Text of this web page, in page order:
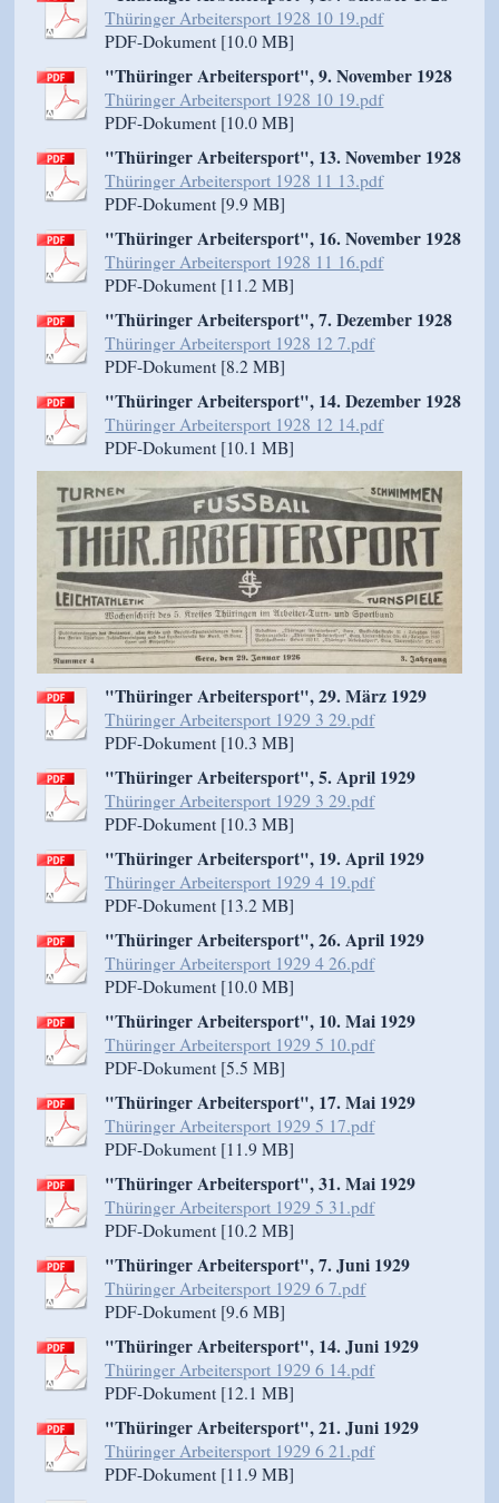
Thüringer Arbeitersport 1928 10 19.pdf
PDF-Dokument [10.0 MB]
"Thüringer Arbeitersport", 9. November 1928
Thüringer Arbeitersport 1928 10 19.pdf
PDF-Dokument [10.0 MB]
"Thüringer Arbeitersport", 13. November 1928
Thüringer Arbeitersport 1928 11 13.pdf
PDF-Dokument [9.9 MB]
"Thüringer Arbeitersport", 16. November 1928
Thüringer Arbeitersport 1928 11 16.pdf
PDF-Dokument [11.2 MB]
"Thüringer Arbeitersport", 7. Dezember 1928
Thüringer Arbeitersport 1928 12 7.pdf
PDF-Dokument [8.2 MB]
"Thüringer Arbeitersport", 14. Dezember 1928
Thüringer Arbeitersport 1928 12 14.pdf
PDF-Dokument [10.1 MB]
"Thüringer Arbeitersport", 29. März 1929
Thüringer Arbeitersport 1929 3 29.pdf
PDF-Dokument [10.3 MB]
"Thüringer Arbeitersport", 5. April 1929
Thüringer Arbeitersport 1929 3 29.pdf
PDF-Dokument [10.3 MB]
"Thüringer Arbeitersport", 19. April 1929
Thüringer Arbeitersport 1929 4 19.pdf
PDF-Dokument [13.2 MB]
"Thüringer Arbeitersport", 26. April 1929
Thüringer Arbeitersport 1929 4 26.pdf
PDF-Dokument [10.0 MB]
"Thüringer Arbeitersport", 10. Mai 1929
Thüringer Arbeitersport 1929 5 10.pdf
PDF-Dokument [5.5 MB]
"Thüringer Arbeitersport", 17. Mai 1929
Thüringer Arbeitersport 1929 5 17.pdf
PDF-Dokument [11.9 MB]
"Thüringer Arbeitersport", 31. Mai 1929
Thüringer Arbeitersport 1929 5 31.pdf
PDF-Dokument [10.2 MB]
"Thüringer Arbeitersport", 7. Juni 1929
Thüringer Arbeitersport 1929 6 7.pdf
PDF-Dokument [9.6 MB]
"Thüringer Arbeitersport", 14. Juni 1929
Thüringer Arbeitersport 1929 6 14.pdf
PDF-Dokument [12.1 MB]
"Thüringer Arbeitersport", 21. Juni 1929
Thüringer Arbeitersport 1929 6 21.pdf
PDF-Dokument [11.9 MB]